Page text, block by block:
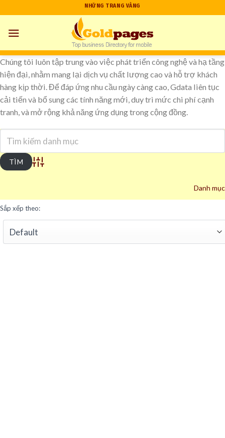
to
content
NHỮNG TRANG VÀNG
Chúng tôi luôn tập trung vào việc phát triển công nghệ và hạ tầng
hiện đại, nhằm mang lại dịch vụ chất lượng cao và hỗ trợ khách
hàng kịp thời. Để đáp ứng nhu cầu ngày càng cao, Gdata liên tục
cải tiến và bổ sung các tính năng mới, duy trì mức chi phí cạnh
tranh, và mở rộng khả năng ứng dụng trong cộng đồng.
Advanced Search
Danh mục
Sắp xếp theo: